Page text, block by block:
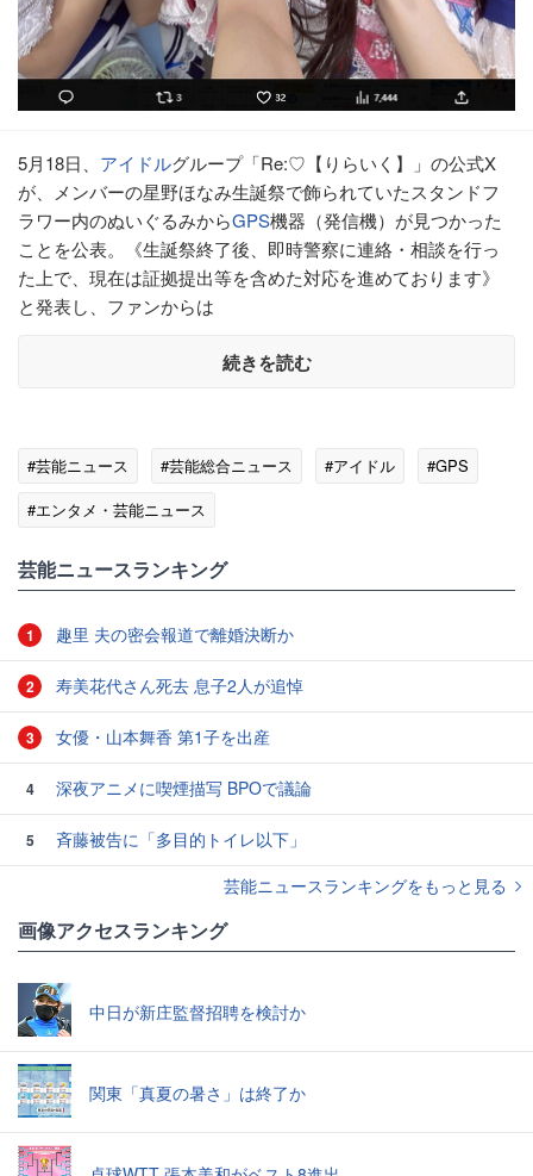
5月18日、 アイドルグループ「Re:♡【りらいく】」の公式X
が、メンバーの星野ほなみ生誕祭で飾られていたスタンドフ
ラワー内のぬいぐるみからGPS機器（発信機）が見つかった
ことを公表。《生誕祭終了後、即時警察に連絡・相談を行っ
た上で、現在は証拠提出等を含めた対応を進めております》
と発表し、ファンからは
続きを読む
#芸能ニュース #芸能総合ニュース #アイドル
#GPS
#エンタメ・芸能ニュース
芸能ニュースランキング
1 趣里 夫の密会報道で離婚決断か
2 寿美花代さん死去 息子2人が追悼
3 女優・山本舞香 第1子を出産
4 深夜アニメに喫煙描写 BPOで議論
5
斉藤被告に「多目的トイレ以下」
芸能ニュースランキングをもっと見る
画像アクセスランキング
中日が新庄監督招聘を検討か
関東「真夏の暑さ」は終了か